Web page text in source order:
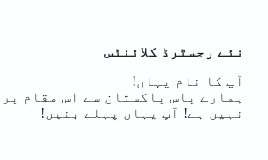
نئے رجسٹرڈ کلائنٹس
آپ کا نام یہاں!
ہمارے پاس پاکستان سے اس مقام
نہیں ہے! آپ یہاں پہلے بنیں!